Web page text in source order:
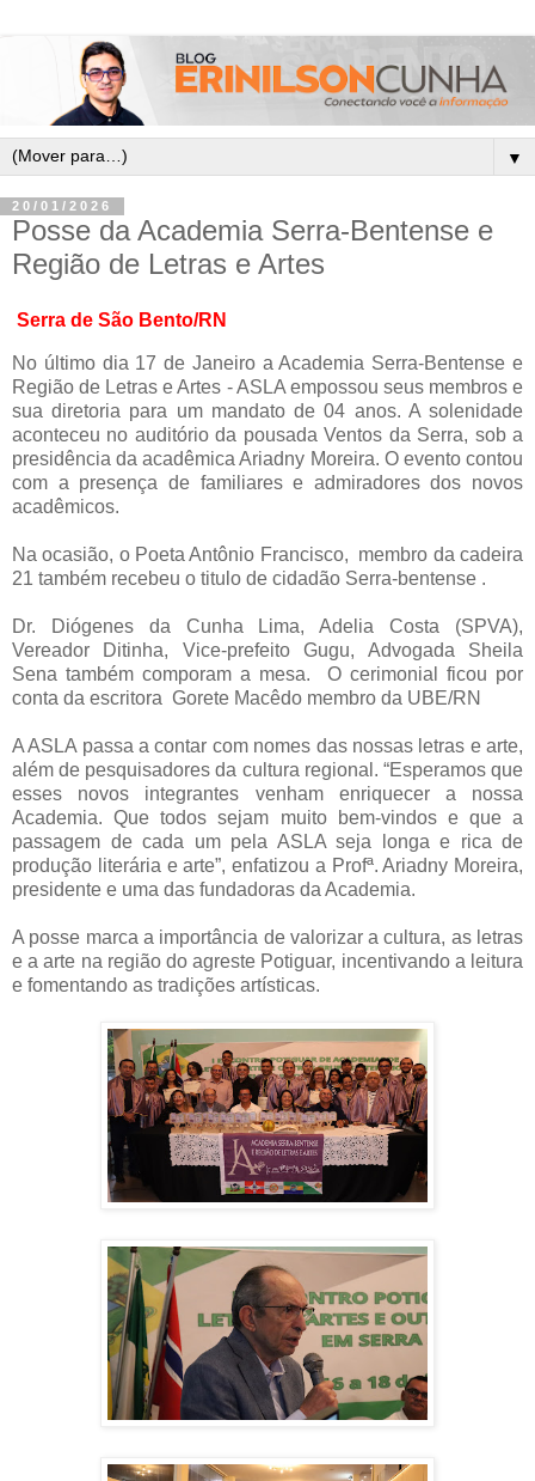
▼
20/01/2026
Posse da Academia Serra-Bentense e
Região de Letras e Artes
Serra de São Bento/RN
No último dia 17 de Janeiro a Academia Serra-Bentense e
Região de Letras e Artes - ASLA empossou seus membros e
sua diretoria para um mandato de 04 anos. A solenidade
aconteceu no auditório da pousada Ventos da Serra, sob a
presidência da acadêmica Ariadny Moreira. O evento contou
com a presença de familiares e admiradores dos novos
acadêmicos.
Na ocasião, o Poeta Antônio Francisco, membro da cadeira
21 também recebeu o titulo de cidadão Serra-bentense .
Dr. Diógenes da Cunha Lima, Adelia Costa (SPVA),
Vereador Ditinha, Vice-prefeito Gugu, Advogada Sheila
Sena também comporam a mesa. O cerimonial ficou por
conta da escritora Gorete Macêdo membro da UBE/RN
A ASLA passa a contar com nomes das nossas letras e arte,
além de pesquisadores da cultura regional. “Esperamos que
esses novos integrantes venham enriquecer a nossa
Academia. Que todos sejam muito bem-vindos e que a
passagem de cada um pela ASLA seja longa e rica de
produção literária e arte”, enfatizou a Profª. Ariadny Moreira,
presidente e uma das fundadoras da Academia.
A posse marca a importância de valorizar a cultura, as letras
e a arte na região do agreste Potiguar, incentivando a leitura
e fomentando as tradições artísticas.